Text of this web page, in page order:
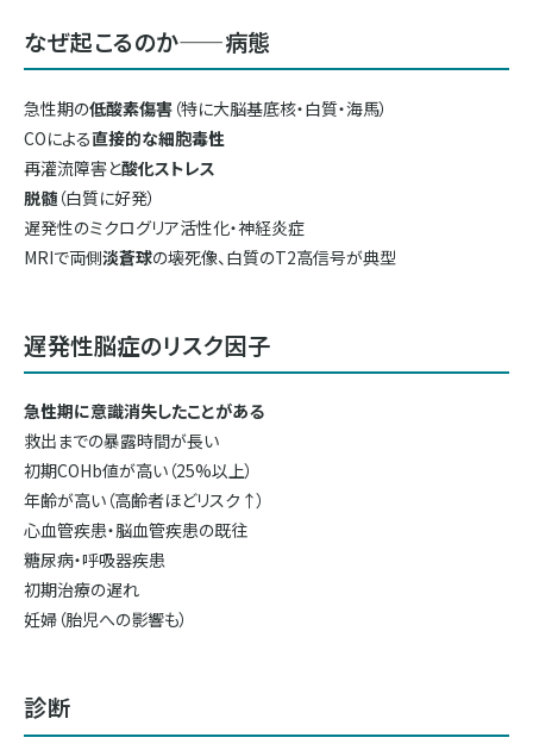
なぜ起こるのか——病態
急性期の低酸素傷害 （特に大脳基底核・白質・海馬）
COによる直接的な細胞毒性
再灌流障害と酸化ストレス
脱髄 （白質に好発）
遅発性のミクログリア活性化・神経炎症
MRIで両側淡蒼球の壊死像、白質のT2高信号が典型
遅発性脳症のリスク因子
急性期に意識消失したことがある
救出までの暴露時間が長い
初期COHb値が高い（25%以上）
年齢が高い（高齢者ほどリスク↑）
心血管疾患・脳血管疾患の既往
糖尿病・呼吸器疾患
初期治療の遅れ
妊婦（胎児への影響も）
診断